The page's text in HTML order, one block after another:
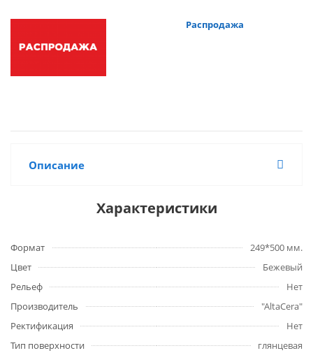
Распродажа
Описание
Характеристики
Формат
249*500 мм.
Цвет
Бежевый
Рельеф
Нет
Производитель
"AltaCera"
Ректификация
Нет
Тип поверхности
глянцевая